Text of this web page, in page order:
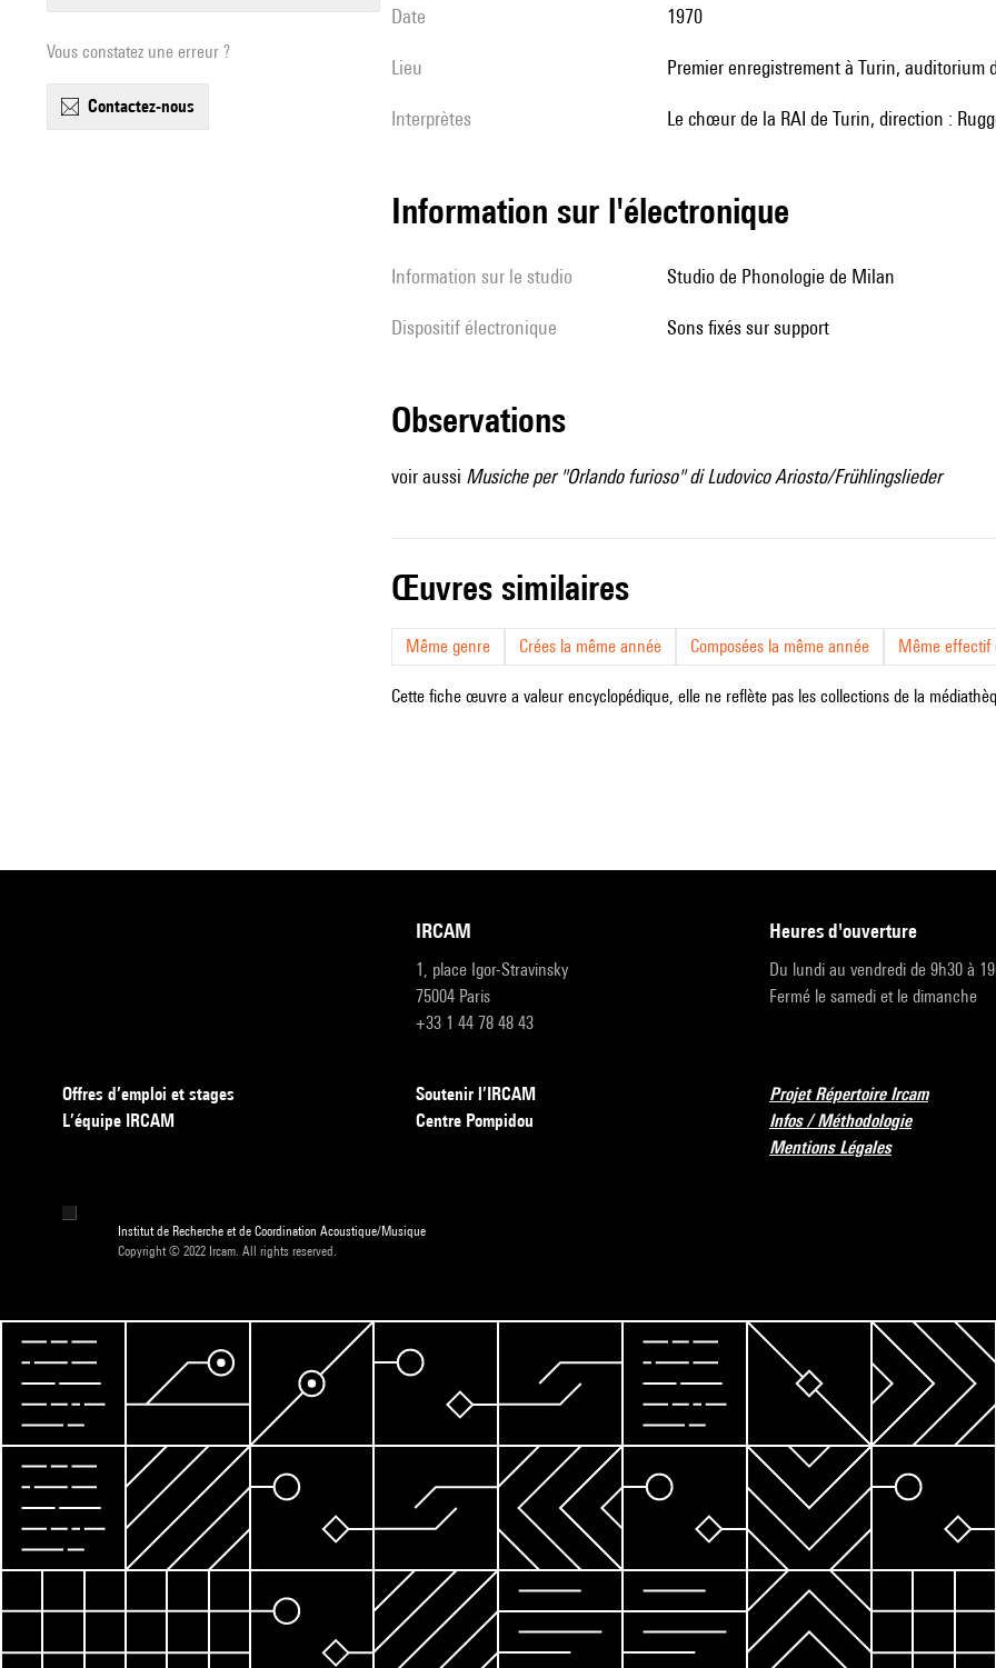
Vous constatez une erreur ?
contactez-nous
date 1970
lieu premier enregistrement à Turin, auditorium
interprètes le chœur de la RAI de Turin, direction :
Information sur l'électronique
Information sur le studio Studio de Phonologie de Milan
Dispositif électronique sons fixés sur support
observations
voir aussi Musiche per "Orlando furioso" di Ludovico Ariosto/Frühlingslieder
œuvres similaires
Même genre Crées la même année Composées la même année Même effectif
Cette fiche œuvre a valeur encyclopédique, elle ne reflète pas les collections de la
IRCAM
1, place Igor-Stravinsky
75004 Paris
+33 1 44 78 48 43
heures d'ouverture
Du lundi au vendredi de 9h30 à
Fermé le samedi et le dimanche
Offres d’emploi et stages
L’équipe IRCAM
Soutenir l’IRCAM
Centre Pompidou
Projet Répertoire Ircam
Infos / Méthodologie
Mentions Légales
Institut de Recherche et de Coordination Acoustique/Musique
Copyright © 2022 Ircam. All rights reserved.